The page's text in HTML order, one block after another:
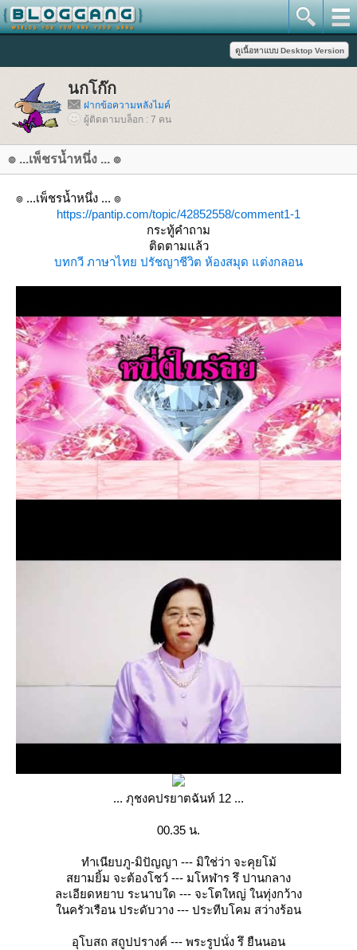
นกโก๊ก
ฝากข้อความหลังไมค์
ผู้ติดตามบล็อก : 7 คน
๏ ...เพ็ชรน้ำหนึ่ง ... ๏
๏ ...เพ็ชรน้ำหนึ่ง ... ๏
https://pantip.com/topic/42852558/comment1-1
กระทู้คำถาม
ติดตามแล้ว
บทกวี ภาษาไท ปรัชญาชีวิต ห้องสมุด ต่งกลอน
... ภุชงคปรยาตฉันท์ 12 ...
00.35 น.
ทำเนียบภู-มิปัญญา --- มิใช่ว่า จะคุยโม้
สยามยิ้ม จะต้องโชว์ --- มโหฬาร รึ ปานกลาง
ละเอียดหยาบ ระนาบใด --- จะโตใหญ่ ในทุ่งกว้าง
นครัวเรือน ประดับวาง --- ประทีบโคม สว่างร้อน
อุโบสถ สถูปปรางค์ --- พระรูปนั่ง รึ ยืนนอน